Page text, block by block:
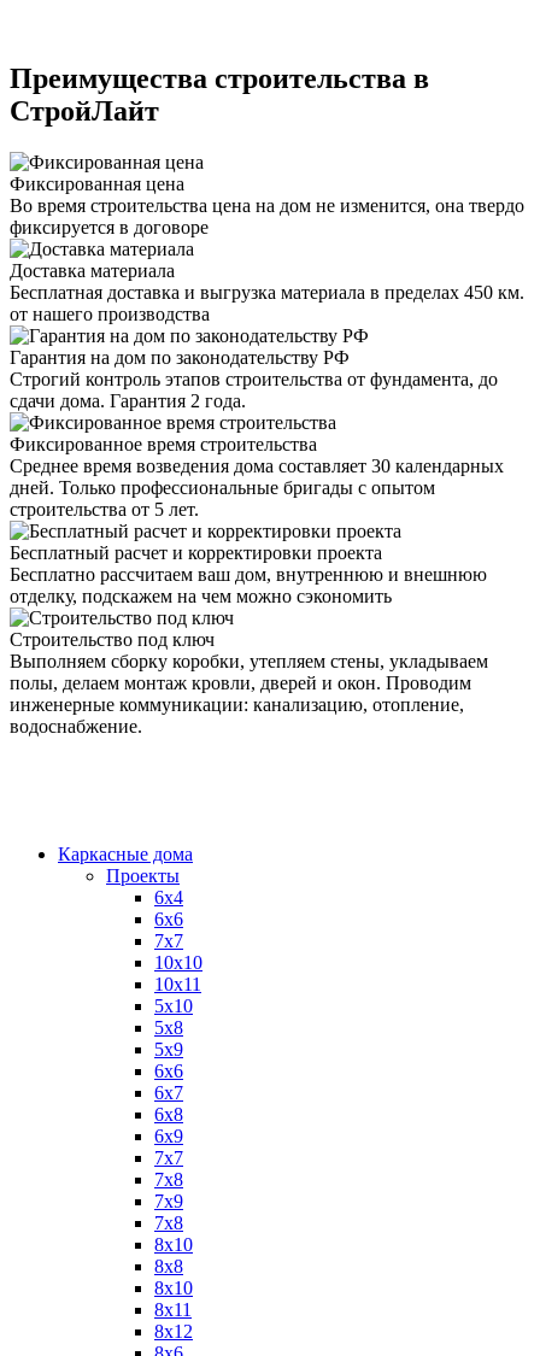
Преимущества строительства в
СтройЛайт
Фиксированная цена
Во время строительства цена на дом не изменится, она твердо
фиксируется в договоре
Доставка материала
Бесплатная доставка и выгрузка материала в пределах 450 км.
от нашего производства
Гарантия на дом по законодательству РФ
Строгий контроль этапов строительства от фундамента, до
сдачи дома. Гарантия 2 года.
Фиксированное время строительства
Среднее время возведения дома составляет 30 календарных
дней. Только профессиональные бригады с опытом
строительства от 5 лет.
Бесплатный расчет и корректировки проекта
Бесплатно рассчитаем ваш дом, внутреннюю и внешнюю
отделку, подскажем на чем можно сэкономить
Строительство под ключ
Выполняем сборку коробки, утепляем стены, укладываем
полы, делаем монтаж кровли, дверей и окон. Проводим
инженерные коммуникации: канализацию, отопление,
водоснабжение.
Каркасные дома
Проекты
6х4
6х6
7х7
10х10
10х11
5х10
5х8
5х9
6x6
6x7
6x8
6x9
7x7
7x8
7x9
7х8
8x10
8x8
8х10
8х11
8х12